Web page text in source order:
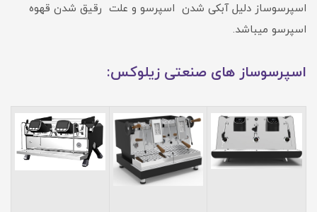
اسپرسوساز دلیل آبکی شدن اسپرسو و علت رقیق شدن قهوه
اسپرسو میباشد.
اسپرسوساز های صنعتی زیلوکس: